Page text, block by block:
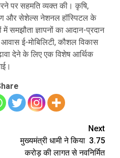
पर सहमति व्यक्त की। कृषि,
और सेशेल्स नेशनल हॉस्पिटल के
में समझौता ज्ञापनों का आदान-प्रदान
ई-मोबिलिटी, कौशल विकास
देने के लिए एक विशेष आर्थिक
Next
मुख्यमंत्री धामी ने किया ₹ 3.75
करोड़ की लागत से नवनिर्मित